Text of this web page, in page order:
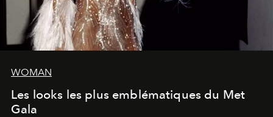
WOMAN
Les looks les plus emblématiques du Met
Gala